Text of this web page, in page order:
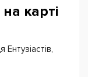
карті